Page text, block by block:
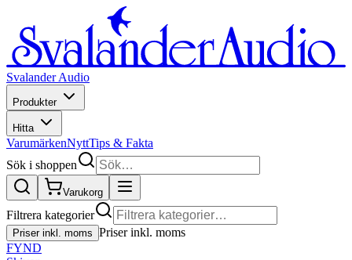
Svalander Audio
Produkter
Hitta
VarumärkenNyttTips & Fakta
Sök i shoppen
Varukorg
Filtrera kategorier
Priser inkl. moms Priser inkl. moms
FYND